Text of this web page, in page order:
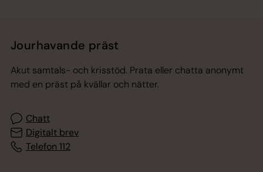
Jourhavande präst
Akut samtals- och krisstöd. Prata eller chatta anonymt
med en präst på kvällar och nätter.
Chatt
Digitalt brev
Telefon 112